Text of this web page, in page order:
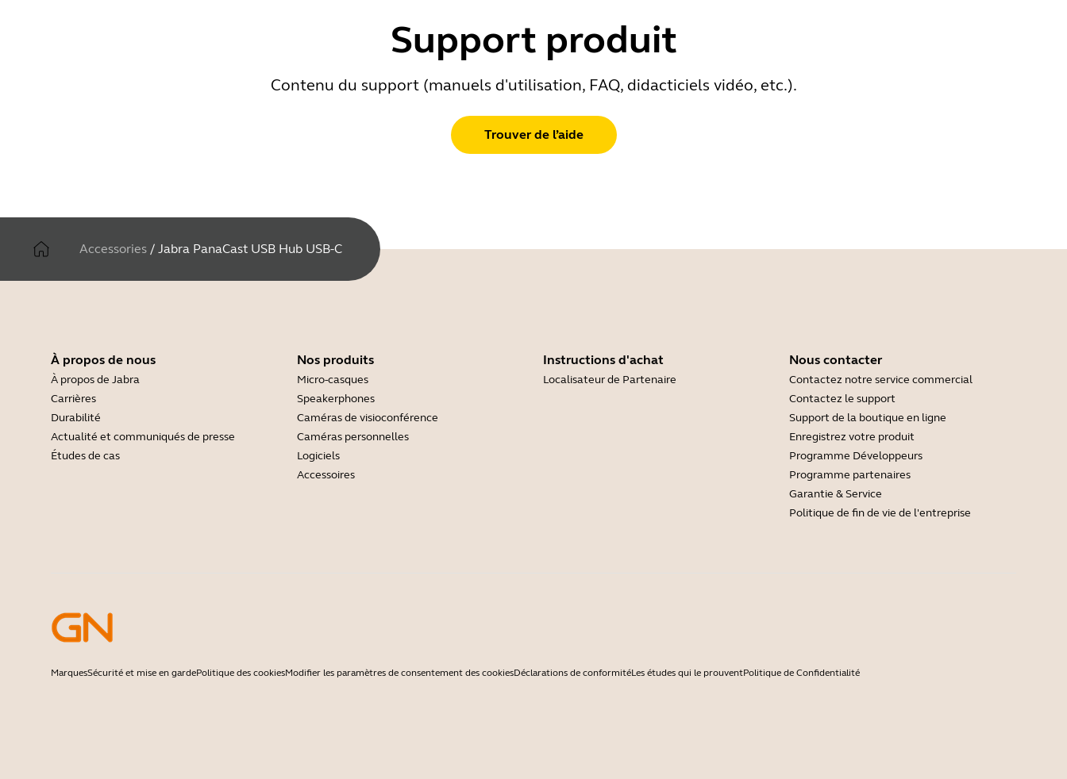
Support produit
Contenu du support (manuels d'utilisation, FAQ, didacticiels vidéo, etc.).
Trouver de l’aide
Accessories / Jabra PanaCast USB Hub USB-C
À propos de nous
À propos de Jabra
Carrières
Durabilité
Actualité et communiqués de presse
Études de cas
Nos produits
Micro-casques
Speakerphones
Caméras de visioconférence
Caméras personnelles
Logiciels
Accessoires
Instructions d'achat
Localisateur de Partenaire
Nous contacter
Contactez notre service commercial
Contactez le support
Support de la boutique en ligne
Enregistrez votre produit
Programme Développeurs
Programme partenaires
Garantie & Service
Politique de fin de vie de l'entreprise
MarquesSécurité et mise en gardePolitique des cookiesModifier les paramètres de consentement des cookiesDéclarations de conformitéLes études qui le prouventPolitique de Confidentialité